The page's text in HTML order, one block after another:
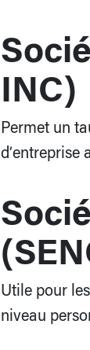
INC)
Permet un
d’entreprise
Utile pour
niveau